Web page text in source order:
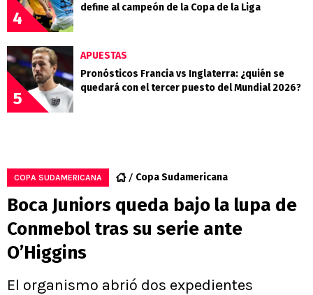
4
define al campeón de la Copa de la Liga
5
APUESTAS
Pronósticos Francia vs Inglaterra: ¿quién se
quedará con el tercer puesto del Mundial 2026?
COPA SUDAMERICANA Copa Sudamericana
Boca Juniors queda bajo la lupa de
Conmebol tras su serie ante
O’Higgins
El organismo abrió dos expedientes